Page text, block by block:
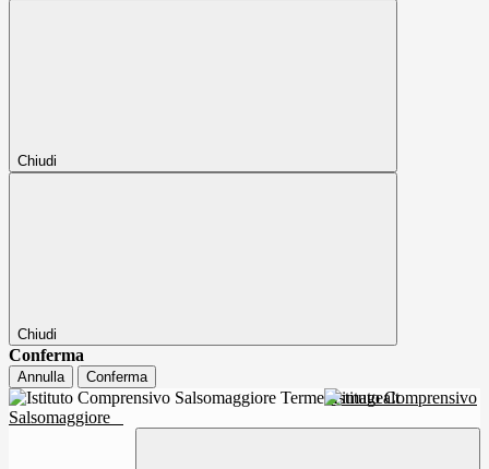
Chiudi
Chiudi
Conferma
Annulla Conferma
Istituto Comprensivo
Salsomaggiore